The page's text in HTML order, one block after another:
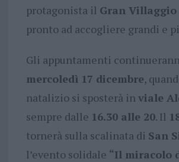
protagonista il Gran
pronto ad accogliere grandi e
Gli appuntamenti
mercoledì 17 dicembre,
natalizio si sposterà in viale
sempre dalle 16.30 alle 20. Il
tornerà sulla scalinata di San
l’evento solidale “Il miracolo